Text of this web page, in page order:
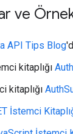
ve
API Tips Blog
kitaplığı
kitaplığı
İstemci